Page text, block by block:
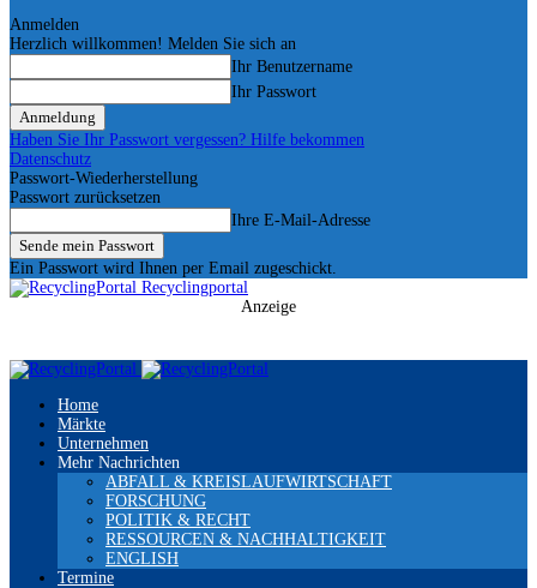
Anmelden
Herzlich willkommen! Melden Sie sich an
Ihr Benutzername
Ihr Passwort
Haben Sie Ihr Passwort vergessen? Hilfe bekommen
Datenschutz
Passwort-Wiederherstellung
Passwort zurücksetzen
Ihre E-Mail-Adresse
Ein Passwort wird Ihnen per Email zugeschickt.
Recyclingportal
Anzeige
Home
Märkte
Unternehmen
Mehr Nachrichten
ABFALL & KREISLAUFWIRTSCHAFT
FORSCHUNG
POLITIK & RECHT
RESSOURCEN & NACHHALTIGKEIT
ENGLISH
Termine